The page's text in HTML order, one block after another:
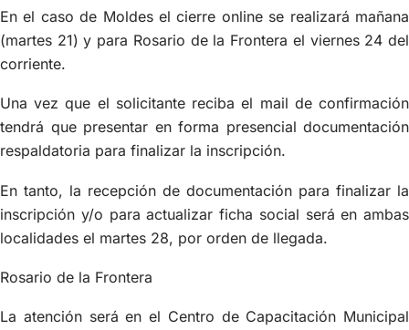
En el caso de Moldes el cierre online se realizará mañana
(martes 21) y para Rosario de la Frontera el viernes 24 del
corriente.
Una vez que el solicitante reciba el mail de confirmación
tendrá que presentar en forma presencial documentación
respaldatoria para finalizar la inscripción.
En tanto, la recepción de documentación para finalizar la
inscripción y/o para actualizar ficha social será en ambas
localidades el martes 28, por orden de llegada.
Rosario de la Frontera
La atención será en el Centro de Capacitación Municipal